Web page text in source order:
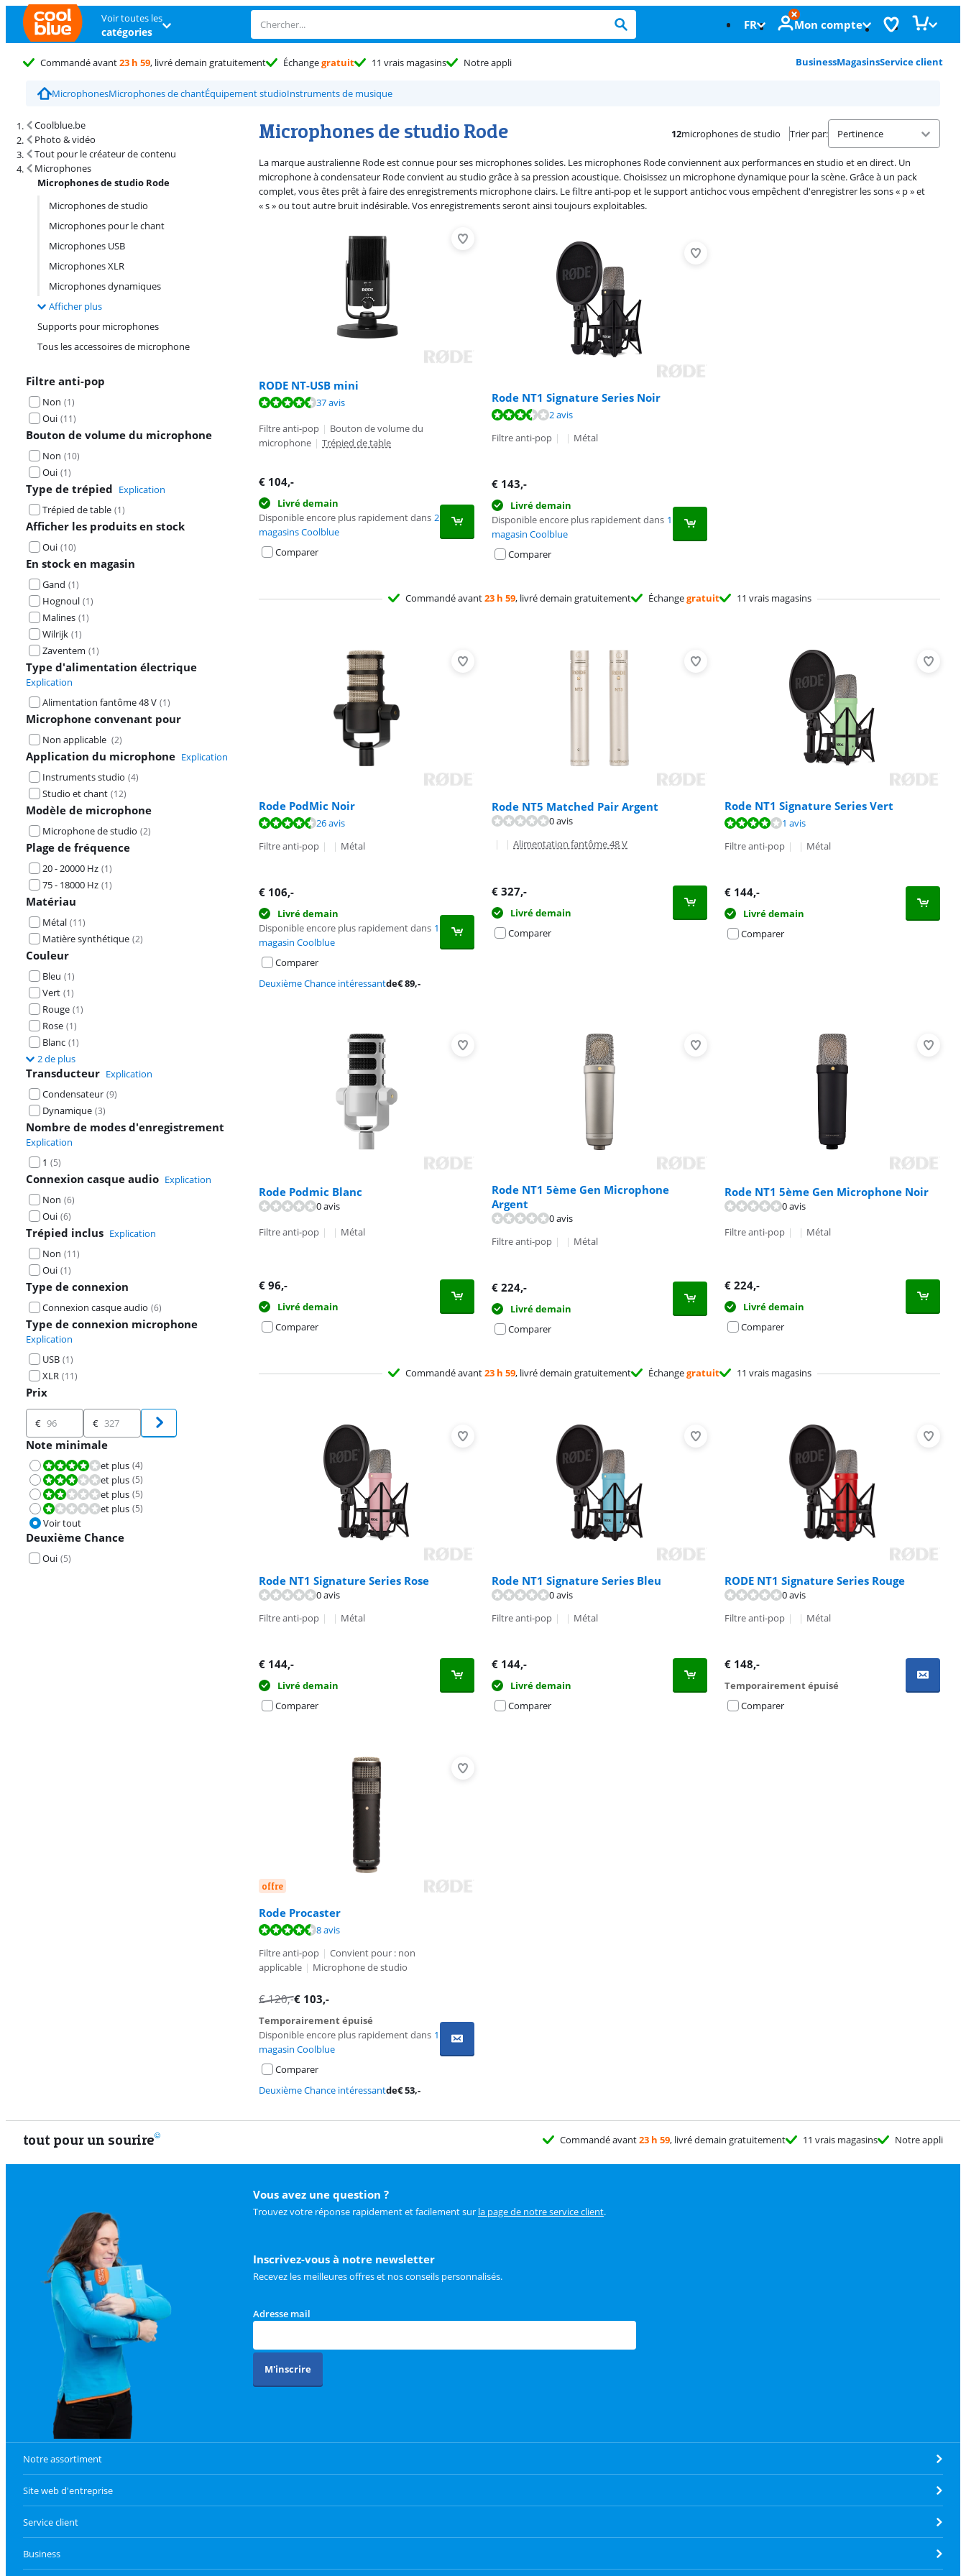
Voir toutes les
catégories FR Mon compte
Commandé avant23 h 59, livré demain gratuitement Échangegratuit 11 vrais magasins Notre appli BusinessMagasinsService client
MicrophonesMicrophones de chantÉquipement studioInstruments de musique
Coolblue.be
Photo & vidéo
Tout pour le créateur de contenu
Microphones
Microphones de studio Rode
Microphones de studio
Microphones pour le chant
Microphones USB
Microphones XLR
Microphones dynamiques
Afficher plus
Supports pour microphones
Tous les accessoires de microphone
Filtre anti-pop
Non (1)
Oui (11)
Bouton de volume du microphone
Non (10)
Oui (1)
Type de trépied Explication
Trépied de table (1)
Afficher les produits en stock
Oui (10)
En stock en magasin
Gand (1)
Hognoul (1)
Malines (1)
Wilrijk (1)
Zaventem (1)
Type d'alimentation électrique
Explication
Alimentation fantôme 48 V (1)
Microphone convenant pour
Non applicable (2)
Application du microphone Explication
Instruments studio (4)
Studio et chant (12)
Modèle de microphone
Microphone de studio (2)
Plage de fréquence
20 - 20000 Hz (1)
75 - 18000 Hz (1)
Matériau
Métal (11)
Matière synthétique (2)
Couleur
Bleu (1)
Vert (1)
Rouge (1)
Rose (1)
Blanc (1)
2 de plus
Transducteur Explication
Condensateur (9)
Dynamique (3)
Nombre de modes d'enregistrement
Explication
1 (5)
Connexion casque audio Explication
Non (6)
Oui (6)
Trépied inclus Explication
Non (11)
Oui (1)
Type de connexion
Connexion casque audio (6)
Type de connexion microphone
Explication
USB (1)
XLR (11)
Prix
Prix
€ €
Note minimale
La note est 8,0 sur 10.
et plus (4)
La note est 6,0 sur 10.
et plus (5)
La note est 4,0 sur 10.
et plus (5)
La note est 2,0 sur 10.
et plus (5)
Voir tout
Deuxième Chance
Oui (5)
Microphones de studio Rode
Résultats de recherche et tri
12microphones de studio Trier par:
La marque australienne Rode est connue pour ses microphones solides. Les microphones Rode conviennent aux performances en studio et en direct. Un
microphone à condensateur Rode convient au studio grâce à sa pression acoustique. Choisissez un microphone dynamique pour la scène. Grâce à un pack
complet, vous êtes prêt à faire des enregistrements microphone clairs. Le filtre anti-pop et le support antichoc vous empêchent d'enregistrer les sons « p » et
« s » ou tout autre bruit indésirable. Vos enregistrements seront ainsi toujours exploitables.
RODE NT-USB mini
La note est de 9,3 sur 10, basée sur 37 avis.
37 avis
Filtre anti-pop | Bouton de volume du
microphone | Trépied de table
€ 104,-
Livré demain
Disponible encore plus rapidement dans 2
magasins Coolblue
Comparer
Rode NT1 Signature Series Noir
2 avis
Filtre anti-pop | | Métal
€ 143,-
Livré demain
Disponible encore plus rapidement dans 1
magasin Coolblue
Comparer
Commandé avant23 h 59, livré demain gratuitement Échangegratuit 11 vrais magasins
Rode PodMic Noir
La note est de 9,1 sur 10, basée sur 26 avis.
26 avis
Filtre anti-pop | | Métal
€ 106,-
Livré demain
Disponible encore plus rapidement dans 1
magasin Coolblue
Comparer
Deuxième Chance intéressantde€89,-
Rode NT5 Matched Pair Argent
0 avis
|
| Alimentation fantôme 48 V
€ 327,-
Livré demain
Comparer
Rode NT1 Signature Series Vert
La note est de 8,4 sur 10, basée sur 1 avis.
1 avis
Filtre anti-pop | | Métal
€ 144,-
Livré demain
Comparer
Rode Podmic Blanc
0 avis
Filtre anti-pop | | Métal
€ 96,-
Livré demain
Comparer
Rode NT1 5ème Gen Microphone
Argent
0 avis
Filtre anti-pop | | Métal
€ 224,-
Livré demain
Comparer
Rode NT1 5ème Gen Microphone Noir
0 avis
Filtre anti-pop | | Métal
€ 224,-
Livré demain
Comparer
Commandé avant23 h 59, livré demain gratuitement Échangegratuit 11 vrais magasins
Rode NT1 Signature Series Rose
0 avis
Filtre anti-pop | | Métal
€ 144,-
Livré demain
Comparer
Rode NT1 Signature Series Bleu
0 avis
Filtre anti-pop | | Métal
€ 144,-
Livré demain
Comparer
RODE NT1 Signature Series Rouge
0 avis
Filtre anti-pop | | Métal
€ 148,-
Temporairement épuisé
Comparer
offre
Rode Procaster
La note est de 9,2 sur 10, basée sur 8 avis.
8 avis
Filtre anti-pop | Convient pour : non
applicable | Microphone de studio
€120,-€ 103,-
Temporairement épuisé
Disponible encore plus rapidement dans 1
magasin Coolblue
Comparer
Deuxième Chance intéressantde€53,-
tout pour un sourire Commandé avant23 h 59, livré demain gratuitement 11 vrais magasins Notre appli
Vous avez une question ?
Trouvez votre réponse rapidement et facilement sur la page de notre service client.
Inscrivez-vous à notre newsletter
Recevez les meilleures offres et nos conseils personnalisés.
Adresse mail
M'inscrire
Notre assortiment
Site web d'entreprise
Service client
Business